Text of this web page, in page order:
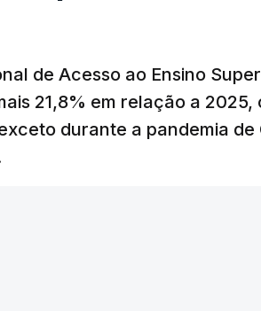
preços dos combustíveis
semanas têm sido
ser revertida na próxima
de Acesso ao Ensino
21,8% em relação a 2025,
durante a pandemia de